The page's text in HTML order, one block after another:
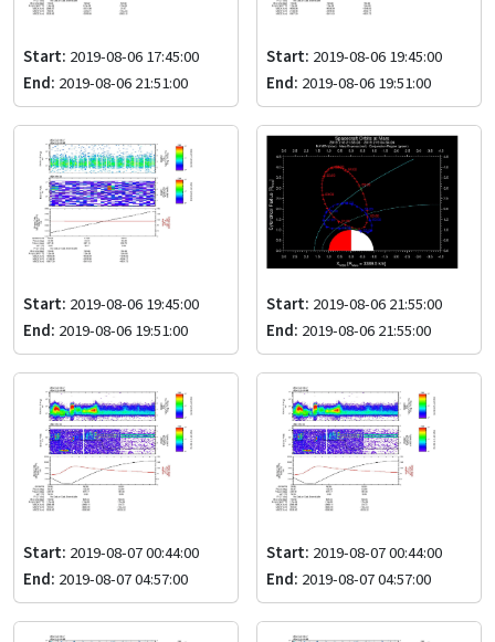
Start: 2019-08-06 17:45:00
End: 2019-08-06 21:51:00
Start: 2019-08-06 19:45:00
End: 2019-08-06 19:51:00
Start: 2019-08-06 19:45:00
End: 2019-08-06 19:51:00
Start: 2019-08-06 21:55:00
End: 2019-08-06 21:55:00
Start: 2019-08-07 00:44:00
End: 2019-08-07 04:57:00
Start: 2019-08-07 00:44:00
End: 2019-08-07 04:57:00